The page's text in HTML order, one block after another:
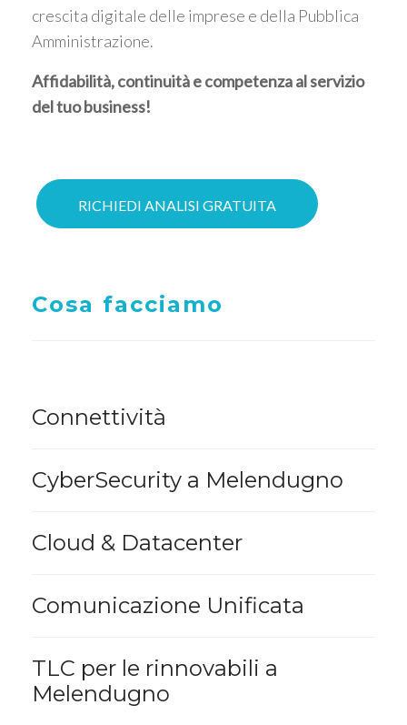
crescita digitale delle imprese e della Pubblica
Amministrazione.
Affidabilità, continuità e competenza al servizio
del tuo business!
RICHIEDI ANALISI GRATUITA
Cosa facciamo
Connettività
CyberSecurity a Melendugno
Cloud & Datacenter
Comunicazione Unificata
TLC per le rinnovabili a
Melendugno